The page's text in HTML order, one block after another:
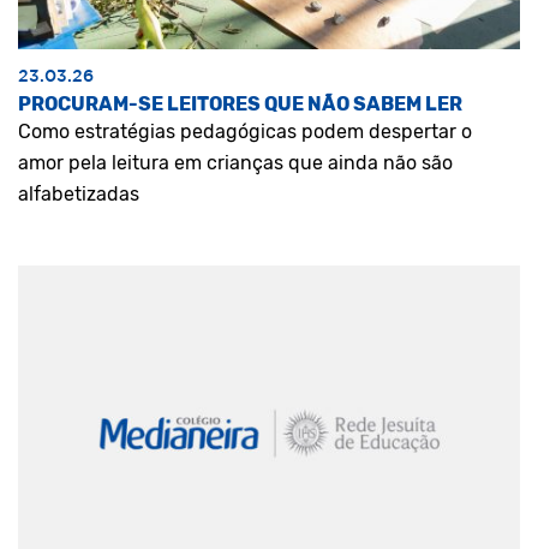
23.03.26
PROCURAM-SE LEITORES QUE NÃO SABEM LER
Como estratégias pedagógicas podem despertar o
amor pela leitura em crianças que ainda não são
alfabetizadas